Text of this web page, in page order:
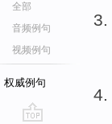
全部
音频例句
视频例句
权威例句